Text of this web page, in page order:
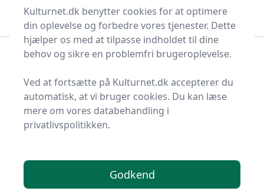
Start søgning
Husholdning Mad og drikke
Bedste estragoner på
markedet - 4
Kulturnet er stedet at finde estragoner. Vi har samlet 4
Kulturnet.dk benytter cookies for at optimere
din oplevelse og forbedre vores tjenester. Dette
hjælper os med at tilpasse indholdet til dine
behov og sikre en problemfri brugeroplevelse.
Ved at fortsætte på Kulturnet.dk accepterer du
automatisk, at vi bruger cookies. Du kan læse
mere om vores databehandling i
privatlivspolitikken.
Godkend